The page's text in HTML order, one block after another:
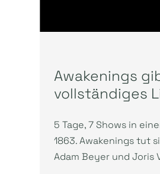
Awakenings
vollständiges
5 Tage, 7 Shows in
1863. Awakenings tut
Adam Beyer und Joris